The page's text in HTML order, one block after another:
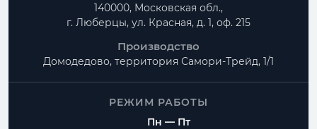
140000, Московская обл.,
г. Люберцы, ул. Красная, д. 1, оф. 215
Производство
Домодедово, территория Самори-Трейд, 1/1
РЕЖИМ РАБОТЫ
Пн — Пт